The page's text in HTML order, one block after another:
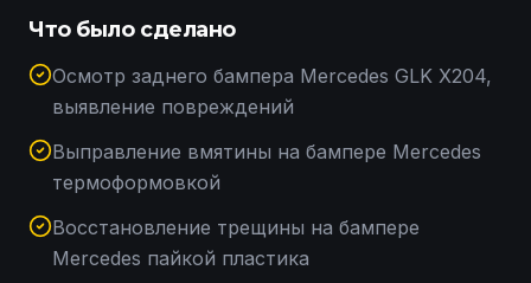
Что было сделано
Осмотр заднего бампера Mercedes GLK X204,
выявление повреждений
Выправление вмятины на бампере Mercedes
термоформовкой
Восстановление трещины на бампере
Mercedes пайкой пластика